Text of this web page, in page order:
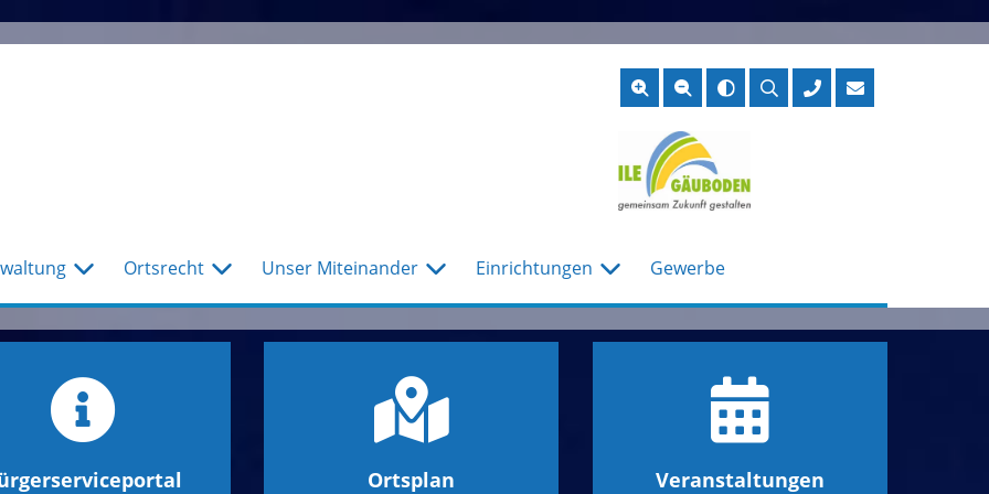
Suche
Ortsrecht Unser Miteinander Einrichtungen Gewerbe
Ortsplan Veranstaltungen